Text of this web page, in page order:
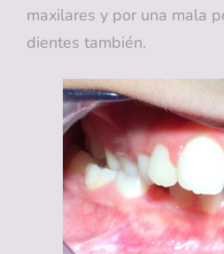
maxilares y por una mala
dientes también.